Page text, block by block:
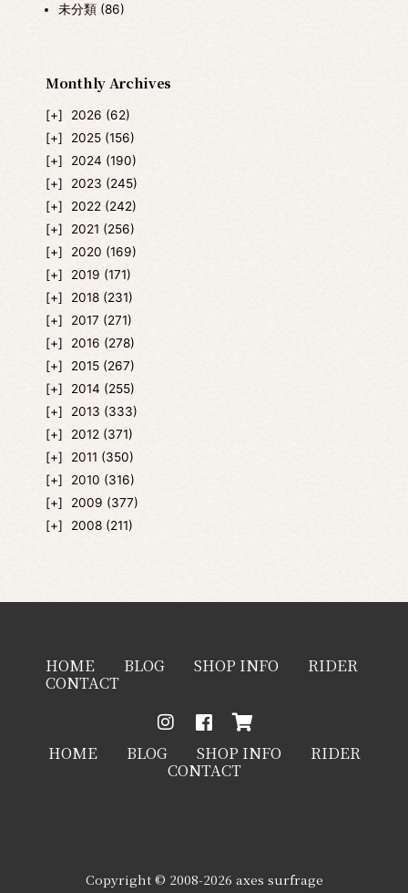
未分類(86)
Monthly Archives
2026 (62)
2025 (156)
2024 (190)
2023 (245)
2022 (242)
2021 (256)
2020 (169)
2019 (171)
2018 (231)
2017 (271)
2016 (278)
2015 (267)
2014 (255)
2013 (333)
2012 (371)
2011 (350)
2010 (316)
2009 (377)
2008 (211)
HOME BLOG SHOP INFO RIDER
CONTACT
HOME BLOG SHOP INFO RIDER
CONTACT
Copyright © 2008-2026 axes surfrage